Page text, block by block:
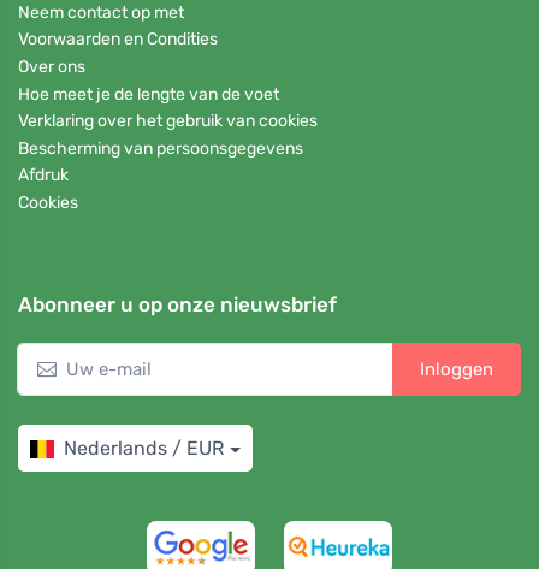
Neem contact op met
Voorwaarden en Condities
Over ons
Hoe meet je de lengte van de voet
Verklaring over het gebruik van cookies
Bescherming van persoonsgegevens
Afdruk
Cookies
Abonneer u op onze nieuwsbrief
Inloggen
Nederlands / EUR